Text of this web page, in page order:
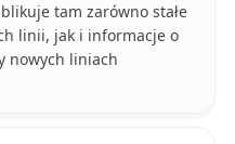
tam zarówno stałe
linii, jak i informacje o
nowych liniach